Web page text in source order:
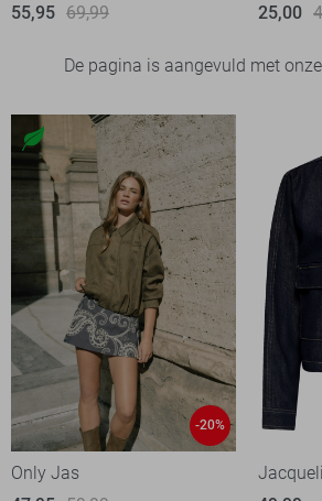
55,95 69,99 25,00
De pagina is aangevuld met
-20%
Only Jas